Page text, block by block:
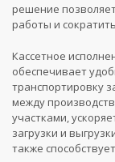
решение
работы и
Кассетное
обеспечивает
транспортировку
между
участками,
загрузки и
также